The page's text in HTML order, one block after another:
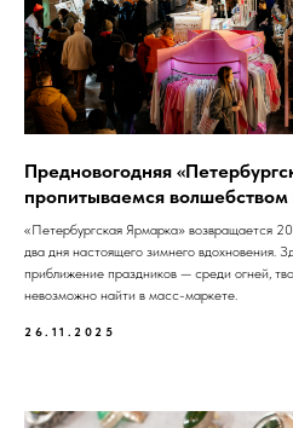
Предновогодняя
пропитываемся волшебством
«Петербургская Ярмарка» возвращается
два дня настоящего зимнего вдохновения.
приближение праздников — среди огней,
невозможно найти в масс-маркете.
26.11.2025